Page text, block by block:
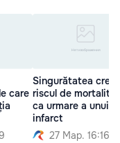
care
Singurătatea
riscul de
ca urmare a unui
infarct
27 Мар. 16:16